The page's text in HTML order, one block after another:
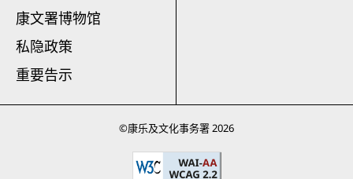
康文署博物馆
私隐政策
重要告示
©康乐及文化事务署 2026